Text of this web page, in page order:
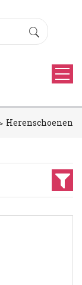
Herenschoenen